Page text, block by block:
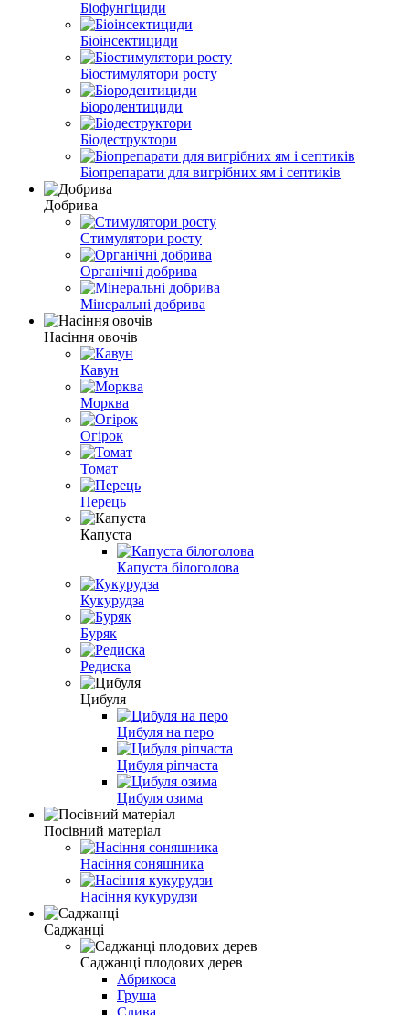
Біофунгіциди
Біоінсектициди
Біостимулятори росту
Біородентициди
Біодеструктори
Біопрепарати для вигрібних ям і септиків
Добрива
Стимулятори росту
Органічні добрива
Мінеральні добрива
Насіння овочів
Кавун
Морква
Огірок
Томат
Перець
Капуста
Капуста білоголова
Кукурудза
Буряк
Редиска
Цибуля
Цибуля на перо
Цибуля ріпчаста
Цибуля озима
Посівний матеріал
Насіння соняшника
Насіння кукурудзи
Саджанці
Саджанці плодових дерев
Абрикоса
Груша
Слива